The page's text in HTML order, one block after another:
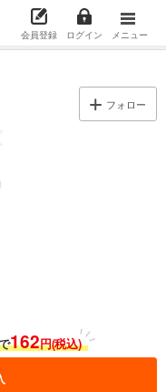
会員登録 ログイン メニュー
フォロー
162円(税込)
試し読み
カート